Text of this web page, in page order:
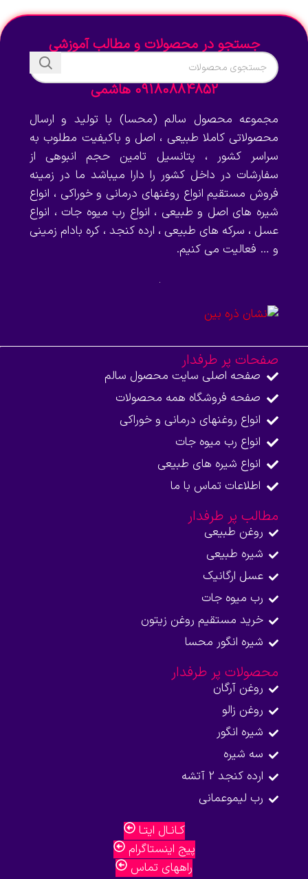
جستجو در محصولات و مطالب آموزشی
09180884852 هاشمی
مجموعه محصول سالم (محسا) با تولید و ارسال
محصولاتی کاملا طبیعی ، اصل و باکیفیت مطلوب به
سراسر کشور ، پتانسیل تامین حجم انبوهی از
سفارشات در داخل کشور را دارا میباشد ما در زمینه
فروش مستقیم انواع روغنهای درمانی و خوراکی ، انواع
شیره های اصل و طبیعی ، انواع رب میوه جات ، انواع
عسل ، سرکه های طبیعی ، ارده کنجد ، کره بادام زمینی
و … فعالیت می کنیم.
صفحات پر طرفدار
صفحه اصلی سایت محصول سالم
صفحه فروشگاه همه محصولات​
انواع روغنهای درمانی و خوراکی
انواع رب میوه جات
انواع شیره های طبیعی
اطلاعات تماس با ما​
مطالب پر طرفدار
روغن طبیعی
شیره طبیعی
عسل ارگانیک
رب میوه جات
خرید مستقیم روغن زیتون
شیره انگور محسا
محصولات پر طرفدار
روغن آرگان
روغن زالو
شیره انگور
سه شیره
ارده کنجد 2 آتشه
رب لیموعمانی
کـانـال ایتـا
پیج اینستاگرام
راههای تماس